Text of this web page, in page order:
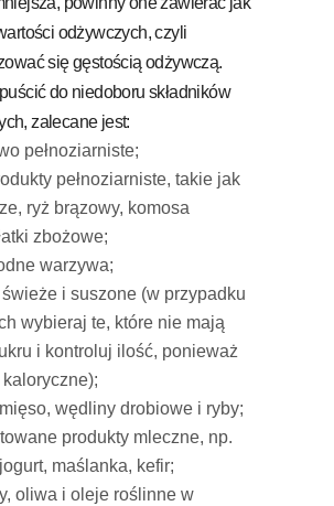
odżywczych, czyli
się gęstością odżywczą.
do niedoboru składników
zalecane jest:
pełnoziarniste;
pełnoziarniste, takie jak
ryż brązowy, komosa
zbożowe;
warzywa;
i suszone (w przypadku
wybieraj te, które nie mają
i kontroluj ilość, ponieważ
wędliny drobiowe i ryby;
produkty mleczne, np.
maślanka, kefir;
oliwa i oleje roślinne w